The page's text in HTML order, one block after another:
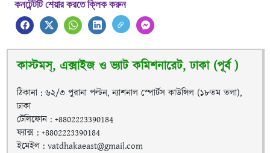
কনটেন্টটি শেয়ার করতে ক্লিক করুন
কাস্টমস্, এক্সাইজ ও ভ্যাট কমিশনারেট, ঢাকা (পূর্ব )
ঠিকানা : ৬২/৩ পুরানা পল্টন, ন্যাশনাল স্পোর্টস কাউন্সিল (১৮তম তলা),
ঢাকা
টেলিফোন : +8802223390184
ফ্যাক্স : +8802223390184
ইমেইল : vatdhakaeast@gmail.com